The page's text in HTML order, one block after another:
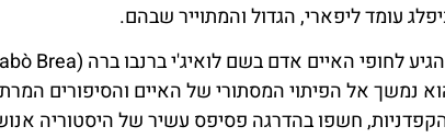
עומד ליפארי, הגדול והמתוייר שבהם.
נמשך אל הפיתוי המסתורי של האיים והסיפורים
חשפו בהדרגה פסיפס עשיר של היסטוריה